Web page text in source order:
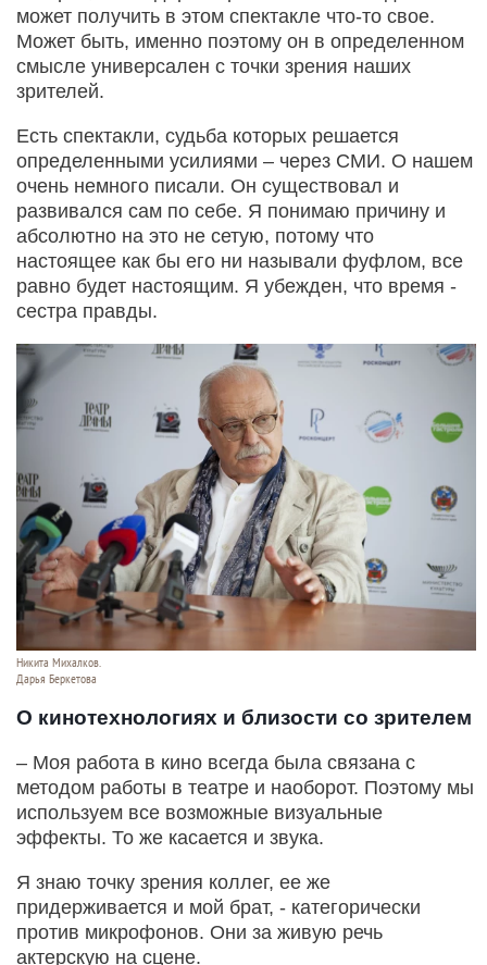
может получить в этом спектакле что-то свое.
Может быть, именно поэтому он в определенном
смысле универсален с точки зрения наших
зрителей.
Есть спектакли, судьба которых решается
определенными усилиями – через СМИ. О нашем
очень немного писали. Он существовал и
развивался сам по себе. Я понимаю причину и
абсолютно на это не сетую, потому что
настоящее как бы его ни называли фуфлом, все
равно будет настоящим. Я убежден, что время -
сестра правды.
Никита Михалков.
Дарья Беркетова
О кинотехнологиях и близости со зрителем
– Моя работа в кино всегда была связана с
методом работы в театре и наоборот. Поэтому мы
используем все возможные визуальные
эффекты. То же касается и звука.
Я знаю точку зрения коллег, ее же
придерживается и мой брат, - категорически
против микрофонов. Они за живую речь
актерскую на сцене.